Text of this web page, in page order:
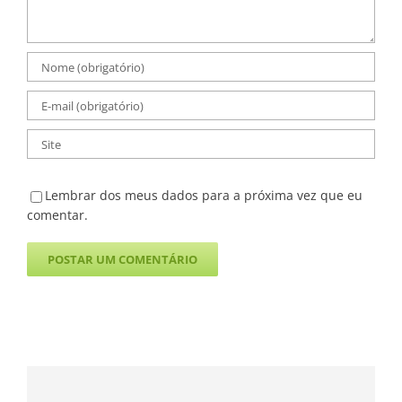
Lembrar dos meus dados para a próxima vez que eu
comentar.